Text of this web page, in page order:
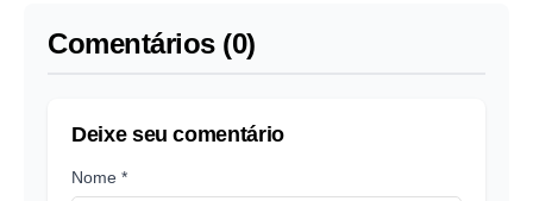
Comentários (0)
Deixe seu comentário
Nome *